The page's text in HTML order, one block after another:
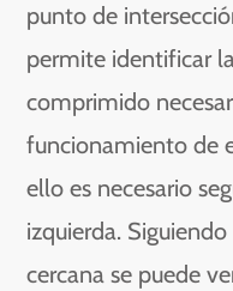
punto de
permite identificar
comprimido
funcionamiento de
ello es necesario
izquierda.
cercana se puede